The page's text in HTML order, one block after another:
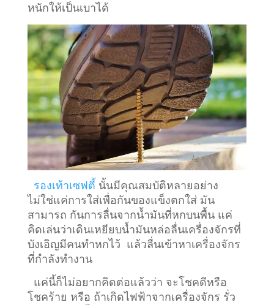
หนักให้เป็นเบาได้
รองเท้าเซฟตี้ นั้นมีคุณสมบัติหลายอย่าง
ไม่ใช่แค่การใส่เพื่อกันของแข็งตกใส่ มัน
สามารถ กันการลื่นจากน้ำมันที่หกบนพื้น แค่
คิดเล่นว่าเดินเหยียบน้ำมันหล่อลื่นเครื่องจักรที่
บังเอิญมีคนทำหกไว้ แล้วลื่นเข้าหาเครื่องจักร
ที่กำลังทำงาน
แค่นี้ก็ไม่อยากคิดต่อแล้วว่า จะโชคดีหรือ
โชคร้าย หรือ ถ้าเกิดไฟฟ้าจากเครื่องจักร รั่ว